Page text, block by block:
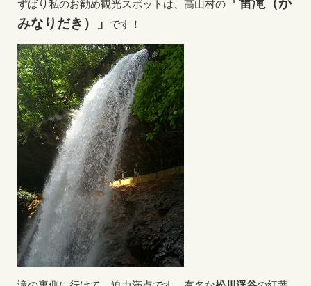
ずばり私のお勧め観光スポットは、高山村の
「雷滝（か
みなりだき）」
です！